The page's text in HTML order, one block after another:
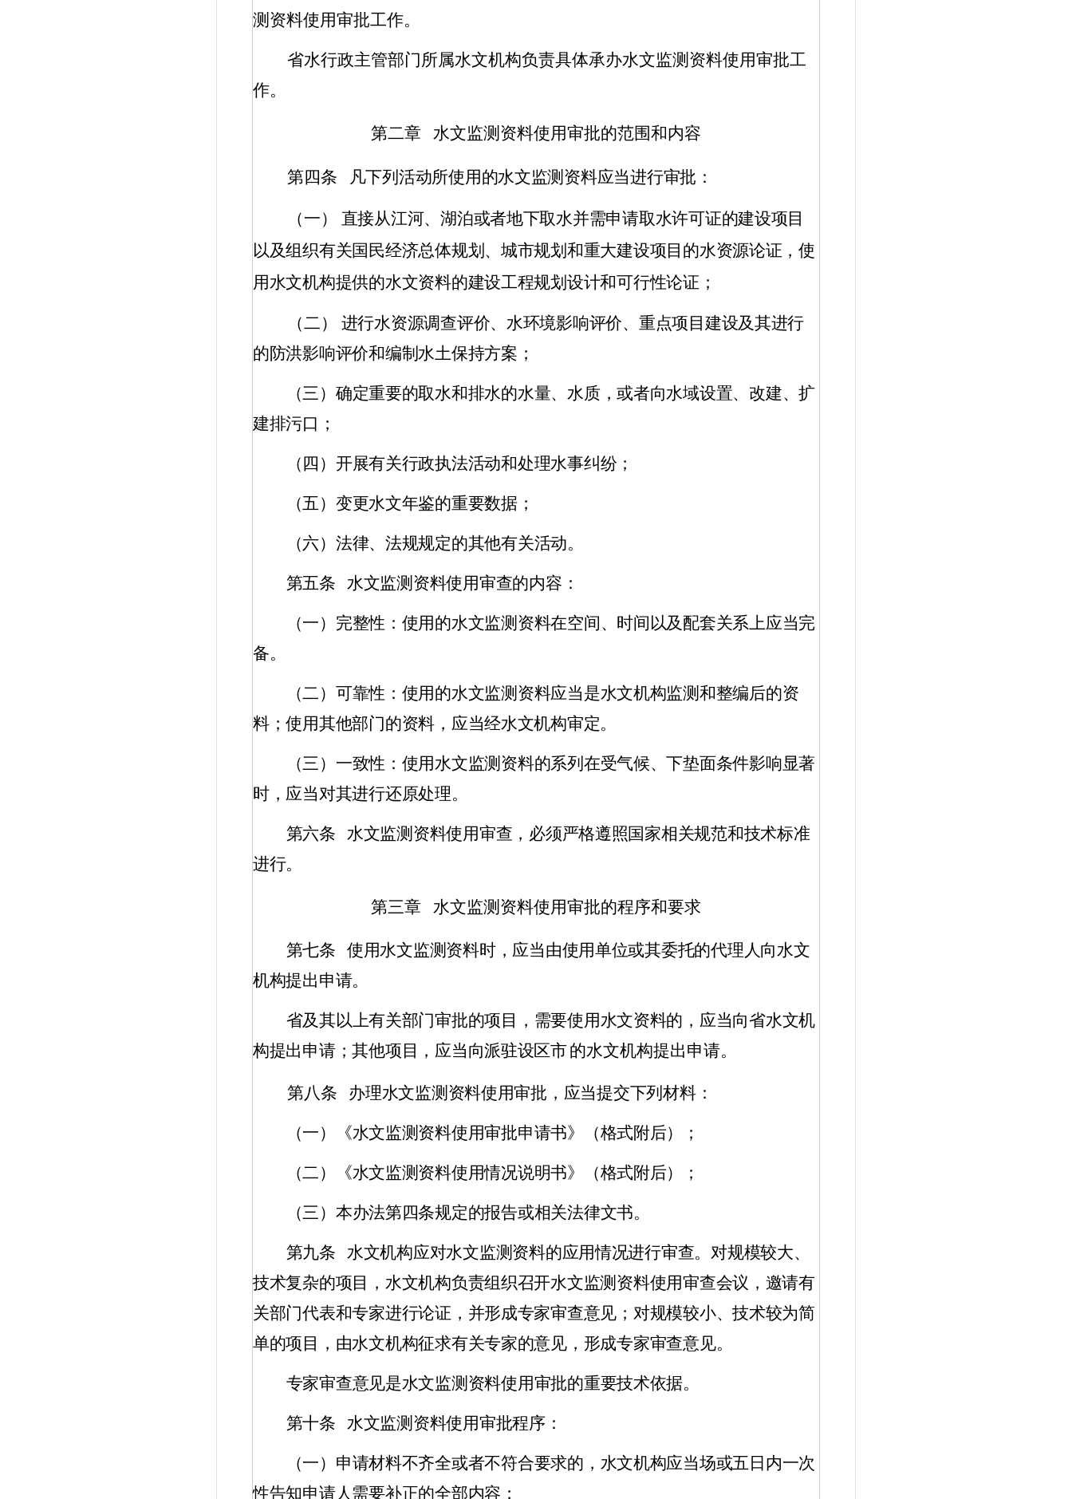
测资料使用审批工作。
省水行政主管部门所属水文机构负责具体承办水文监测资料使用审批工
作。
第二章 水文监测资料使用审批的范围和内容
第四条 凡下列活动所使用的水文监测资料应当进行审批：
（一） 直接从江河、湖泊或者地下取水并需申请取水许可证的建设项目
以及组织有关国民经济总体规划、城市规划和重大建设项目的水资源论证，使
用水文机构提供的水文资料的建设工程规划设计和可行性论证 ；
（二） 进行水资源调查评价、水环境影响评价、重点项目建设及其进行
的防洪影响评价和编制水土保持方案；
（三）确定重要的取水和排水的水量、水质，或者向水域设置、改建、扩
建排污口；
（四）开展有关行政执法活动和处理水事纠纷；
（五）变更水文年鉴的重要数据；
（六）法律、法规规定的其他有关活动。
第五条 水文监测资料使用审查的内容：
（一）完整性：使用的水文监测资料在空间、时间以及配套关系上应当完
备。
（二）可靠性：使用的水文监测资料应当是水文机构监测和整编后的资
料；使用其他部门的资料，应当经水文机构审定。
（三）一致性：使用水文监测资料的系列在受气候、下垫面条件影响显著
时，应当对其进行还原处理。
第六条
水文监测资料使用审查，必须严格遵照国家相关规范和技术标准
进行。
第三章 水文监测资料使用审批的程序和要求
第七条
使用水文监测资料时，应当由使用单位或其委托的代理人向水文
机构提出申请。
省及其以上有关部门审批的项目，需要使用水文资料的，应当向省水文机
构提出申请；其他项目，应当向派驻设区市的水文机构提出申请。
第八条 办理水文监测资料使用审批，应当提交下列材料：
（一）《水文监测资料使用审批申请书》（格式附后）；
（二）《水文监测资料使用情况说明书》（格式附后）；
（三）本办法第四条规定的报告或相关法律文书。
第九条
水文机构应对水文监测资料的应用情况进行审查。对规模较大、
技术复杂的项目，水文机构负责组织召开水文监测资料使用审查会议，邀请有
关部门代表和专家进行论证，并形成专家审查意见；对规模较小、技术较为简
单的项目，由水文机构征求有关专家的意见，形成专家审查意见。
专家审查意见是水文监测资料使用审批的重要技术依据。
第十条 水文监测资料使用审批程序：
（一）申请材料不齐全或者不符合要求的，水文机构应当场或五日内一次
性告知申请人需要补正的全部内容；